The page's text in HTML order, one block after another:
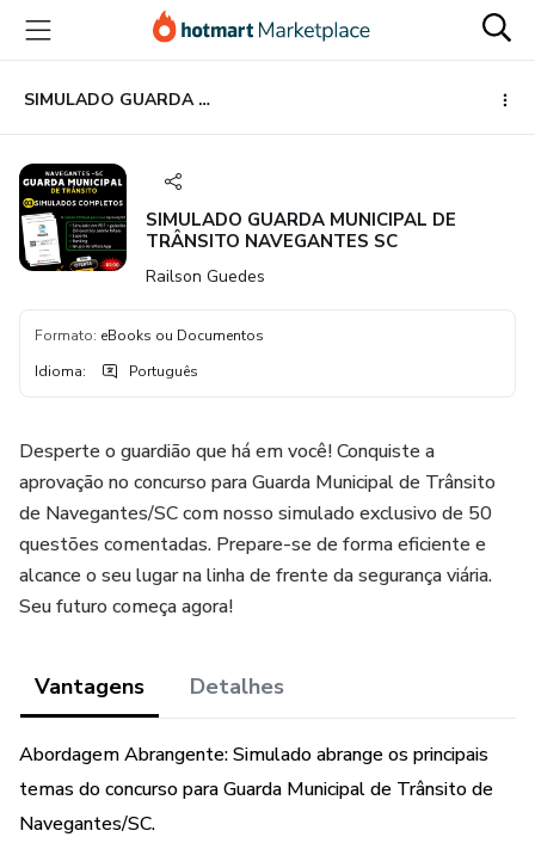
para
conteúdo
principal
para
pagamento
para
rodapé
SIMULADO GUARDA MUNICIPAL DE TRÂNSITO NAVEGANTES SC
SIMULADO GUARDA MUNICIPAL DE
TRÂNSITO NAVEGANTES SC
Railson Guedes
Formato: eBooks ou Documentos
Idioma: Português
Desperte o guardião que há em você! Conquiste a
aprovação no concurso para Guarda Municipal de Trânsito
de Navegantes/SC com nosso simulado exclusivo de 50
questões comentadas. Prepare-se de forma eficiente e
alcance o seu lugar na linha de frente da segurança viária.
Seu futuro começa agora!
Vantagens Detalhes
Abordagem Abrangente: Simulado abrange os principais
temas do concurso para Guarda Municipal de Trânsito de
Navegantes/SC.